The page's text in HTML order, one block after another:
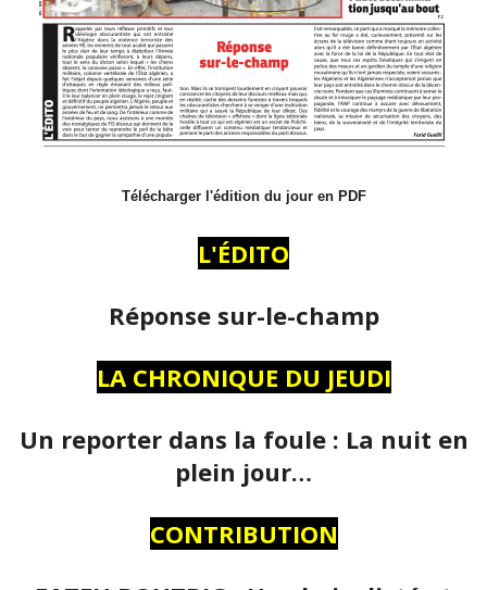
Télécharger l'édition du jour en PDF
L'ÉDITO
Réponse sur-le-champ
LA CHRONIQUE DU JEUDI
Un reporter dans la foule : La nuit en
plein jour…
CONTRIBUTION